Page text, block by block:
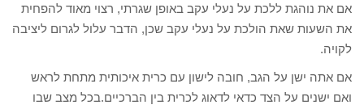
אם את נוהגת ללכת על נעלי עקב באופן שגרתי, רצוי מאוד להפחית
את השעות שאת הולכת על נעלי עקב שכן, הדבר עלול לגרום ליציבה
לקויה.
אם אתה ישן על הגב, חובה לישון עם כרית איכותית מתחת לראש
ואם ישנים על הצד כדאי לדאוג לכרית בין הברכיים.בכל מצב שבו